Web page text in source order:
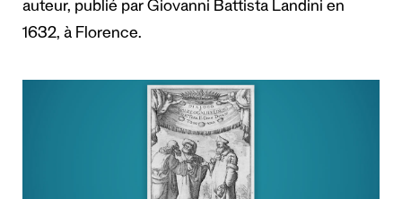
auteur, publié par Giovanni Battista Landini en
1632, à Florence.